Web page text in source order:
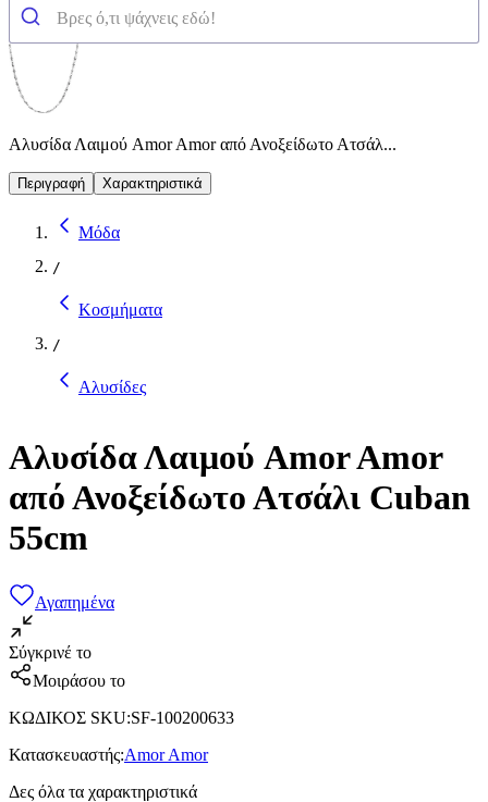
Αλυσίδα Λαιμού Amor Amor από Ανοξείδωτο Ατσάλ...
Περιγραφή Χαρακτηριστικά
Μόδα
/
Κοσμήματα
/
Αλυσίδες
Αλυσίδα Λαιμού Amor Amor
από Ανοξείδωτο Ατσάλι Cuban
55cm
Αγαπημένα
Σύγκρινέ το
Μοιράσου το
ΚΩΔΙΚΟΣ SKU:SF-100200633
Κατασκευαστής:Amor Amor
Δες όλα τα χαρακτηριστικά